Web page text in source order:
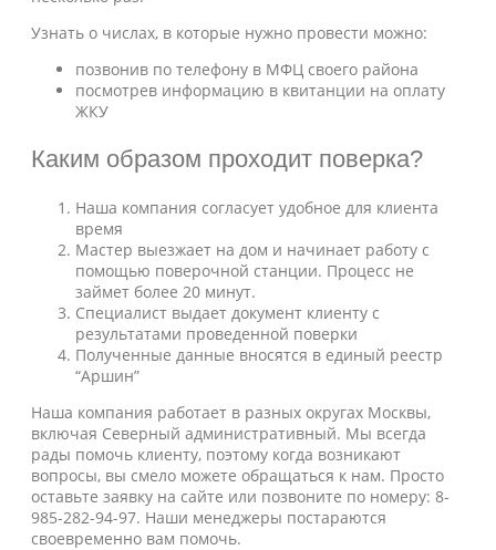
Узнать о числах, в которые нужно провести можно:
позвонив по телефону в МФЦ своего района
посмотрев информацию в квитанции на оплату
ЖКУ
Каким образом проходит поверка?
Наша компания согласует удобное для клиента
время
Мастер выезжает на дом и начинает работу с
помощью поверочной станции. Процесс не
займет более 20 минут.
Специалист выдает документ клиенту с
результатами проведенной поверки
Полученные данные вносятся в единый реестр
“Аршин”
Наша компания работает в разных округах Москвы,
включая Северный административный. Мы всегда
рады помочь клиенту, поэтому когда возникают
вопросы, вы смело можете обращаться к нам. Просто
оставьте заявку на сайте или позвоните по номеру: 8-
985-282-94-97. Наши менеджеры постараются
своевременно вам помочь.